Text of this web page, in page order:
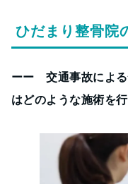
ひだまり整骨院
ーー 交通事故による
はどのような施術を